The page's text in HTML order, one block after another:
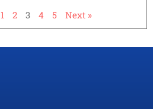
1 2 3 4 5 Next »